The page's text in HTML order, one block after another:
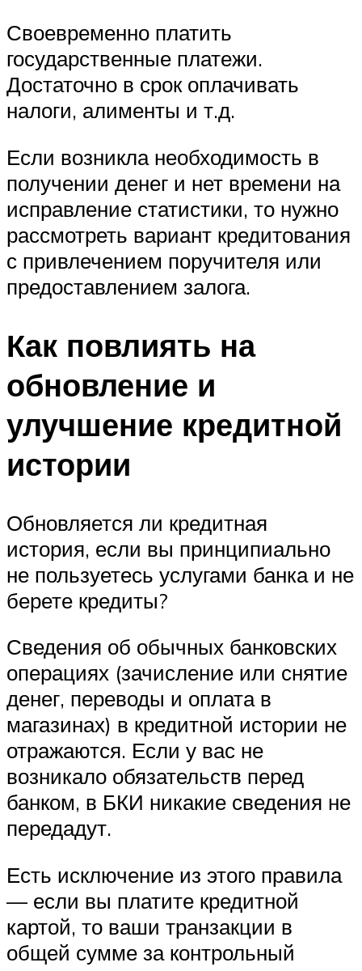
Своевременно платить
государственные платежи.
Достаточно в срок оплачивать
налоги, алименты и т.д.
Если возникла необходимость в
получении денег и нет времени на
исправление статистики, то нужно
рассмотреть вариант кредитования
с привлечением поручителя или
предоставлением залога.
Как повлиять на
обновление и
улучшение кредитной
истории
Обновляется ли кредитная
история, если вы принципиально
не пользуетесь услугами банка и не
берете кредиты?
Сведения об обычных банковских
операциях (зачисление или снятие
денег, переводы и оплата в
магазинах) в кредитной истории не
отражаются. Если у вас не
возникало обязательств перед
банком, в БКИ никакие сведения не
передадут.
Есть исключение из этого правила
— если вы платите кредитной
картой, то ваши транзакции в
общей сумме за контрольный